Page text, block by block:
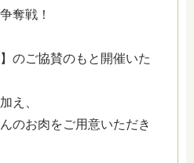
奪戦！
のご協賛のもと開催いた
え、
のお肉をご用意いただき